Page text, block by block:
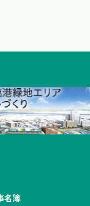
て
ト助成に係る助成
名簿